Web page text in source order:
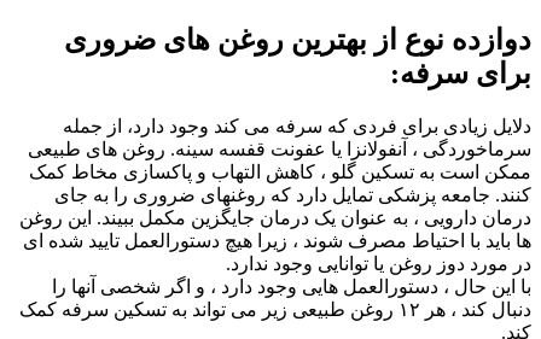
دوازده نوع از بهترین روغن های ضروری
برای سرفه:
دلایل زیادی برای فردی که سرفه می کند وجود دارد، از جمله
سرماخوردگی ، آنفولانزا یا عفونت قفسه سینه. روغن های طبیعی
ممکن است به تسکین گلو ، کاهش التهاب و پاکسازی مخاط کمک
کنند. جامعه پزشکی تمایل دارد که روغنهای ضروری را به جای
درمان دارویی ، به عنوان یک درمان جایگزین مکمل ببیند. این روغن
ها باید با احتیاط مصرف شوند ، زیرا هیچ دستورالعمل تایید شده ای
در مورد دوز روغن یا توانایی وجود ندارد.
با این حال ، دستورالعمل هایی وجود دارد ، و اگر شخصی آنها را
دنبال کند ، هر ۱۲ روغن طبیعی زیر می تواند به تسکین سرفه کمک
کند.